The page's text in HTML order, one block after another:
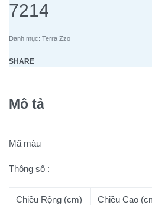
7214
Danh mục: Terra Zzo
SHARE
Mô tả
Mã màu
Thông số :
Chiều Rộng (cm) Chiều Cao